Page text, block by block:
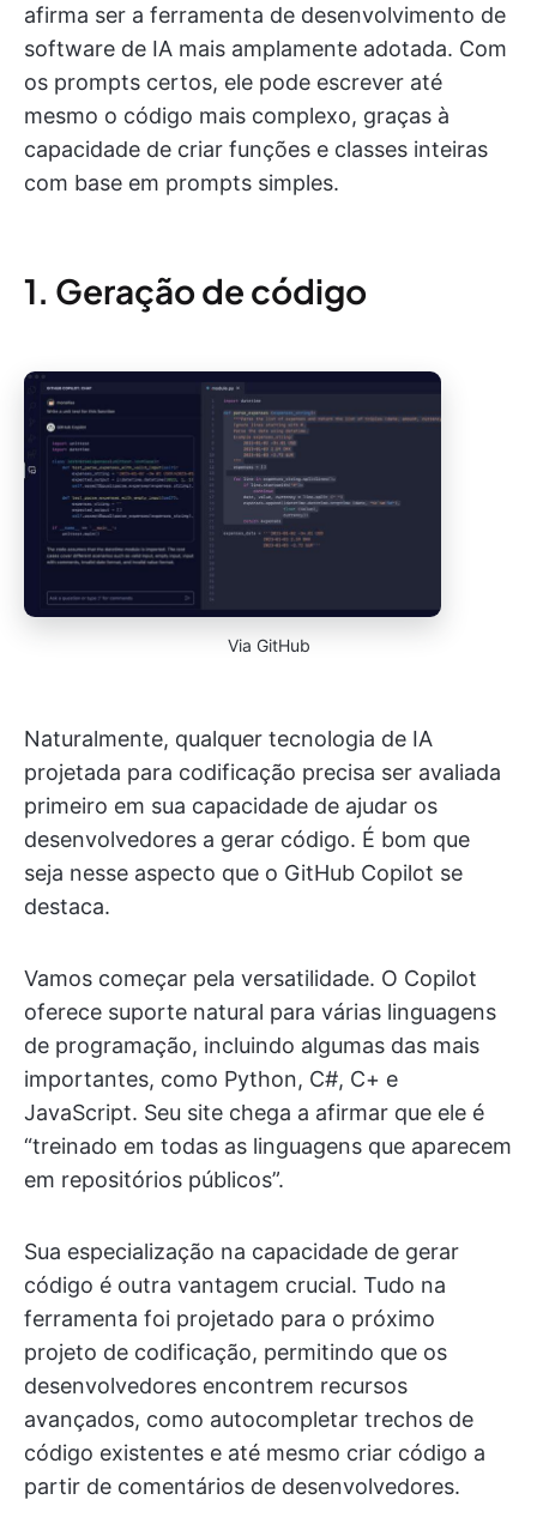
afirma ser a ferramenta de desenvolvimento de
software de IA mais amplamente adotada. Com
os prompts certos, ele pode escrever até
mesmo o código mais complexo, graças à
capacidade de criar funções e classes inteiras
com base em prompts simples.
1. Geração de código
Via GitHub
Naturalmente, qualquer tecnologia de IA
projetada para codificação precisa ser avaliada
primeiro em sua capacidade de ajudar os
desenvolvedores a gerar código. É bom que
seja nesse aspecto que o GitHub Copilot se
destaca.
Vamos começar pela versatilidade. O Copilot
oferece suporte natural para várias linguagens
de programação, incluindo algumas das mais
importantes, como Python, C#, C+ e
JavaScript. Seu site chega a afirmar que ele é
“treinado em todas as linguagens que aparecem
em repositórios públicos”.
Sua especialização na capacidade de gerar
código é outra vantagem crucial. Tudo na
ferramenta foi projetado para o próximo
projeto de codificação, permitindo que os
desenvolvedores encontrem recursos
avançados, como autocompletar trechos de
código existentes e até mesmo criar código a
partir de comentários de desenvolvedores.